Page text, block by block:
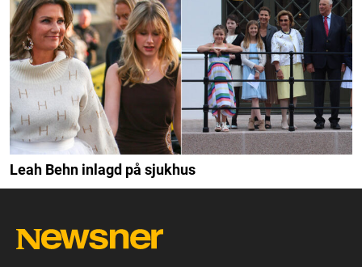
Leah Behn inlagd på sjukhus